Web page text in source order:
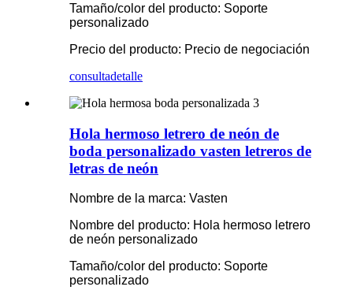
Tamaño/color del producto: Soporte
personalizado
Precio del producto: Precio de negociación
consultadetalle
Hola hermoso letrero de neón de
boda personalizado vasten letreros de
letras de neón
Nombre de la marca: Vasten
Nombre del producto: Hola hermoso letrero
de neón personalizado
Tamaño/color del producto: Soporte
personalizado